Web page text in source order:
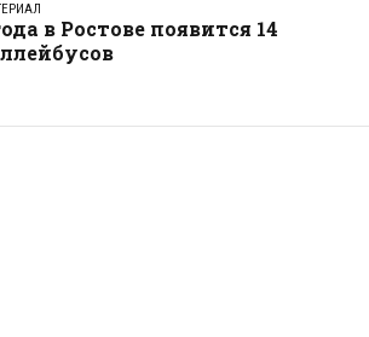
в Ростове появится 14